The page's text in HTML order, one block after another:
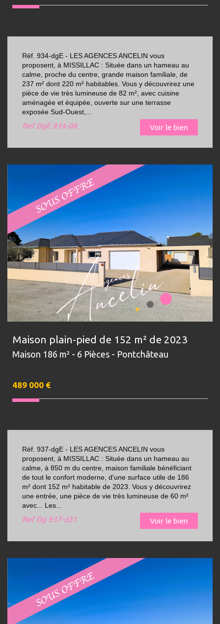
Réf. 934-dgE - LES AGENCES ANCELIN vous
proposent, à MISSILLAC : Située dans un hameau au
calme, proche du centre, grande maison familiale, de
237 m² dont 220 m² habitables. Vous y découvrirez une
pièce de vie très lumineuse de 82 m², avec cuisine
aménagée et équipée, ouverte sur une terrasse
exposée Sud-Ouest,...
RefDgE 934-08 Voir le bien
Maison plain-pied de 152 m² de 2023
Maison 186 m² - 6 Pièces - Pontchâteau
489 000 €
Réf. 937-dgE - LES AGENCES ANCELIN vous
proposent, à MISSILLAC : Située dans un hameau au
calme, à 850 m du centre, maison familiale bénéficiant
de tout le confort moderne, d'une surface utile de 186
m² dont 152 m² habitable de 2023. Vous y découvrirez
une entrée, une pièce de vie très lumineuse de 60 m²
avec... Les...
RefDg 937-d31 Voir le bien